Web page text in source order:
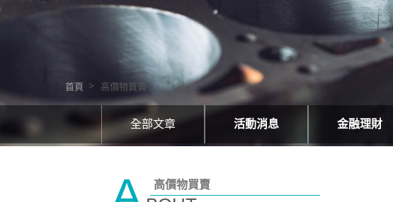
首頁 高價物買賣
全部文章 活動消息 金融理財
高價物買賣